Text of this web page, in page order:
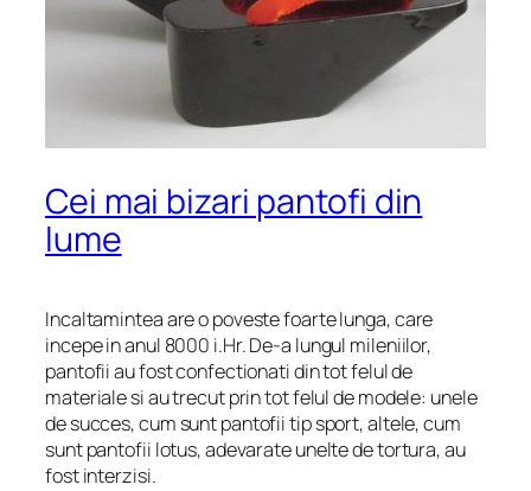
Cei mai bizari pantofi din
lume
Incaltamintea are o poveste foarte lunga, care
incepe in anul 8000 i.Hr. De-a lungul mileniilor,
pantofii au fost confectionati din tot felul de
materiale si au trecut prin tot felul de modele: unele
de succes, cum sunt pantofii tip sport, altele, cum
sunt pantofii lotus, adevarate unelte de tortura, au
fost interzisi.